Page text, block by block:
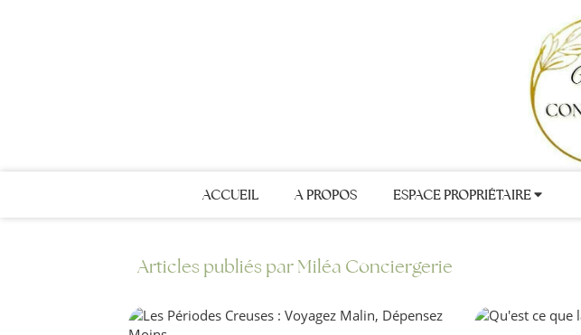
ACCUEIL A PROPOS ESPACE PROPRIÉTAIRE
Articles publiés par Miléa Conciergerie